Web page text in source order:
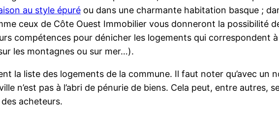
au style épuré ou dans une charmante habitation basque ;
ceux de Côte Ouest Immobilier vous donneront la possibilité
compétences pour dénicher les logements qui correspondent
les montagnes ou sur mer…).
la liste des logements de la commune. Il faut noter qu’avec un
n’est pas à l’abri de pénurie de biens. Cela peut, entre autres,
acheteurs.